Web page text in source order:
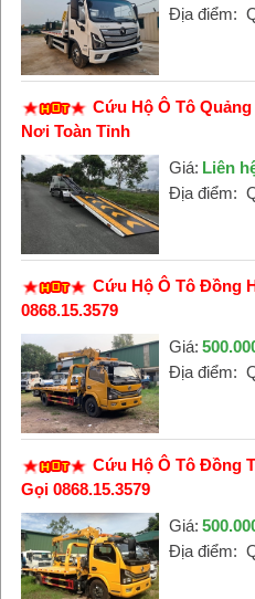
Địa điểm:
Cứu Hộ Ô Tô
Nơi Toàn Tỉnh
Giá: Liên
Địa điểm:
Cứu Hộ Ô Tô Đồng
0868.15.3579
Giá:
Địa điểm:
Cứu Hộ Ô Tô Đồng
Gọi 0868.15.3579
Giá:
Địa điểm: